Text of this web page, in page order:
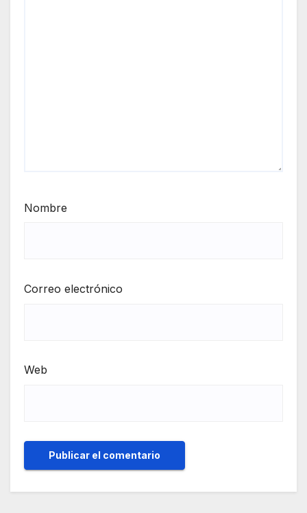
Nombre
Correo electrónico
Web